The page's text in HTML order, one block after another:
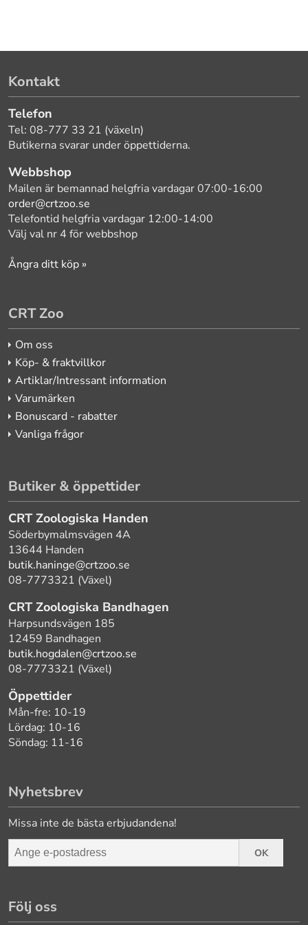
Kontakt
Telefon
Tel: 08-777 33 21 (växeln)
Butikerna svarar under öppettiderna.
Webbshop
Mailen är bemannad helgfria vardagar 07:00-16:00
order@crtzoo.se
Telefontid helgfria vardagar 12:00-14:00
Välj val nr 4 för webbshop
Ångra ditt köp »
CRT Zoo
Om oss
Köp- & fraktvillkor
Artiklar/Intressant information
Varumärken
Bonuscard - rabatter
Vanliga frågor
Butiker & öppettider
CRT Zoologiska Handen
Söderbymalmsvägen 4A
13644 Handen
butik.haninge@crtzoo.se
08-7773321 (Växel)
CRT Zoologiska Bandhagen
Harpsundsvägen 185
12459 Bandhagen
butik.hogdalen@crtzoo.se
08-7773321 (Växel)
Öppettider
Mån-fre: 10-19
Lördag: 10-16
Söndag: 11-16
Nyhetsbrev
Missa inte de bästa erbjudandena!
OK
Följ oss